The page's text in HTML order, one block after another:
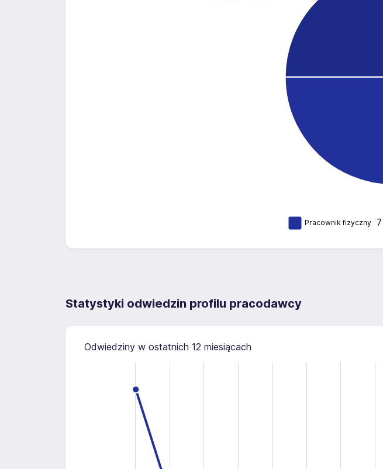
Pracownik fizyczny
Statystyki odwiedzin profilu pracodawcy
Odwiedziny w ostatnich 12 miesiącach